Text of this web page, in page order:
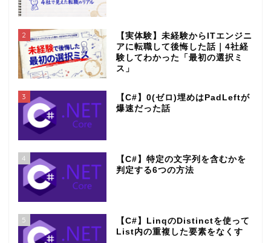
2
【実体験】未経験からITエンジニ
アに転職して後悔した話｜4社経
験してわかった「最初の選択ミ
ス」
3
【C#】0(ゼロ)埋めはPadLeftが
爆速だった話
4
【C#】特定の文字列を含むかを
判定する6つの方法
5
【C#】LinqのDistinctを使って
List内の重複した要素をなくす